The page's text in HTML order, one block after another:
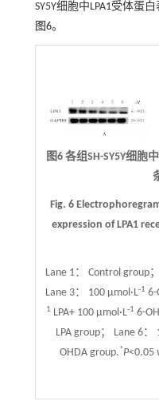
SY5Y细胞中LPA1受体蛋
图6。
图6 各组SH-SY5Y细胞
Fig. 6
expression of LPA1
Lane 1： Control group
Lane 3： 100 μmol·L-1 6-
1 LPA+ 100 μmol·L-1 6-
LPA group； Lane 6：
OHDA group.*P<0.05